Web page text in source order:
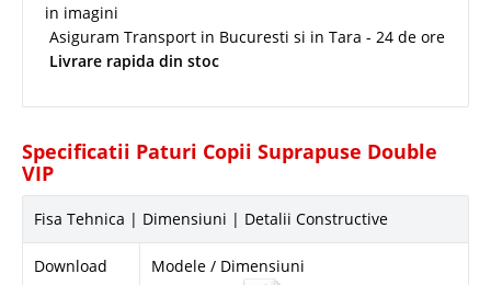
in imagini
Asiguram Transport in Bucuresti si in Tara - 24 de ore
Livrare rapida din stoc
Specificatii Paturi Copii Suprapuse Double
VIP
Fisa Tehnica | Dimensiuni | Detalii Constructive
Download Modele / Dimensiuni